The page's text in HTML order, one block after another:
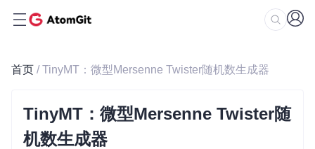
首页 / TinyMT：微型Mersenne Twister随机数生成器
TinyMT：微型Mersenne Twister随
机数生成器